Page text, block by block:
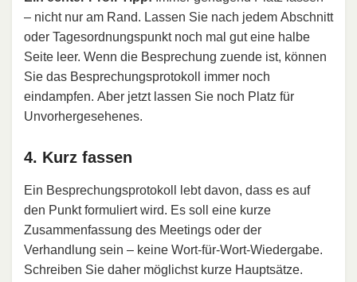
– nicht nur am Rand. Lassen Sie nach jedem Abschnitt
oder Tagesordnungspunkt noch mal gut eine halbe
Seite leer. Wenn die Besprechung zuende ist, können
Sie das Besprechungsprotokoll immer noch
eindampfen. Aber jetzt lassen Sie noch Platz für
Unvorhergesehenes.
4. Kurz fassen
Ein Besprechungsprotokoll lebt davon, dass es auf
den Punkt formuliert wird. Es soll eine kurze
Zusammenfassung des Meetings oder der
Verhandlung sein – keine Wort-für-Wort-Wiedergabe.
Schreiben Sie daher möglichst kurze Hauptsätze.